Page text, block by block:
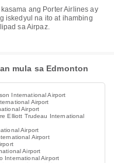
iskedyul na ito at ihambing
sa Airpaz.
mula sa Edmonton
International Airport
Airport
Airport
Elliott Trudeau International
Airport
Airport
Airport
International Airport